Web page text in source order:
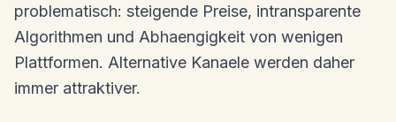
problematisch: steigende Preise, intransparente
Algorithmen und Abhaengigkeit von wenigen
Plattformen. Alternative Kanaele werden daher
immer attraktiver.